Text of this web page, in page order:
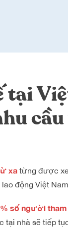
tại
xatừng được
động Việt
số người tham
tại nhà sẽ tiếp